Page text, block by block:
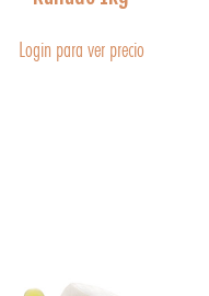
Login para ver precio